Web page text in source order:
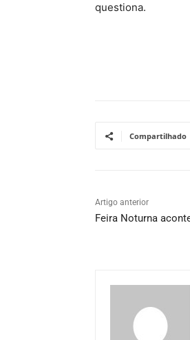
questiona.
Compartilhado
Artigo anterior
Feira Noturna